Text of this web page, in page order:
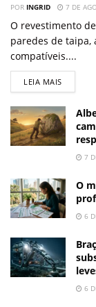
POR INGRID 7 DE
O revestimento
paredes de taipa,
compatíveis....
LEIA MAIS
7
O
6
6